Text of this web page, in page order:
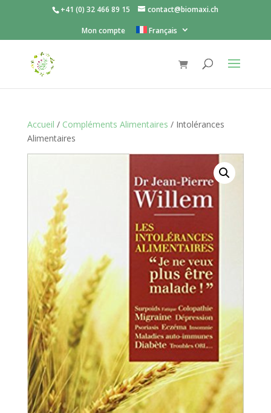
+41 (0) 32 466 89 15 contact@biomaxi.ch
Mon compte Français
Accueil / Compléments Alimentaires / Intolérances
Alimentaires